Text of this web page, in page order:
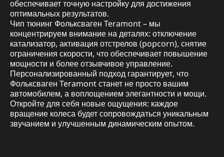
обеспечивает точную настройку для достижения
оптимальных результатов.
Чип тюнинг Фольксваген Teramont – мы
концентрируем внимание на деталях: отключение
катализатор, активация отстрелов (popcorn), снятие
ограничения скорости, что обеспечивает повышение
мощности и более отзывчивое управление.
Персонализированный подход гарантирует, что
Фольксваген Teramont станет не просто вашим
автомобилем, а воплощением элегантности и мощи.
Откройте для себя новые ощущения: каждое
вращение колеса будет сопровождаться уникальным
звучанием и улучшенным динамическим опытом.